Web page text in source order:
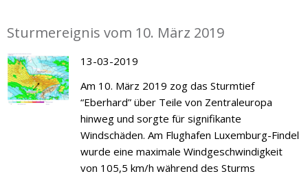
Sturmereignis vom 10. März 2019
13-03-2019
Am 10. März 2019 zog das Sturmtief
“Eberhard” über Teile von Zentraleuropa
hinweg und sorgte für signifikante
Windschäden. Am Flughafen Luxemburg-Findel
wurde eine maximale Windgeschwindigkeit
von 105,5 km/h während des Sturms